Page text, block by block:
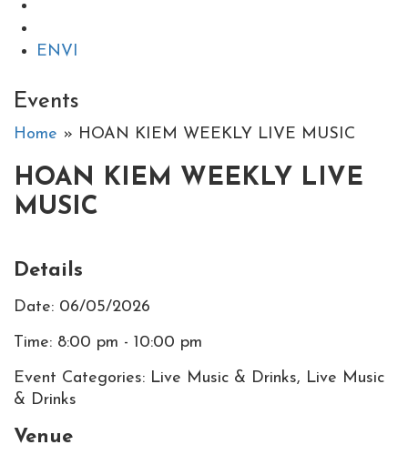
ENVI
Events
Home » HOAN KIEM WEEKLY LIVE MUSIC
HOAN KIEM WEEKLY LIVE
MUSIC
Details
Date: 06/05/2026
Time: 8:00 pm - 10:00 pm
Event Categories: Live Music & Drinks, Live Music
& Drinks
Venue